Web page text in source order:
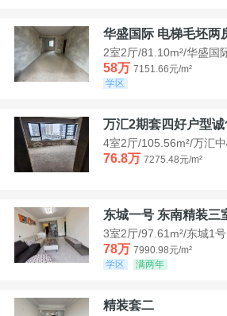
华盛国际 电梯毛坯两
2室2厅/81.10m²/华盛国
58万 7151.66元/m²
学区
万汇2期套四好户型诚
4室2厅/105.56m²/万汇中
76.8万 7275.48元/m²
东城一号 东南精装三
3室2厅/97.61m²/东城1号
78万 7990.98元/m²
学区
满两年
精装套二